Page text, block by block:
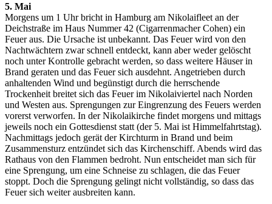
5. Mai
Morgens um 1 Uhr bricht in Hamburg am Nikolaifleet an der
Deichstraße im Haus Nummer 42 (Cigarrenmacher Cohen) ein
Feuer aus. Die Ursache ist unbekannt. Das Feuer wird von den
Nachtwächtern zwar schnell entdeckt, kann aber weder gelöscht
noch unter Kontrolle gebracht werden, so dass weitere Häuser in
Brand geraten und das Feuer sich ausdehnt. Angetrieben durch
anhaltenden Wind und begünstigt durch die herrschende
Trockenheit breitet sich das Feuer im Nikolaiviertel nach Norden
und Westen aus. Sprengungen zur Eingrenzung des Feuers werden
vorerst verworfen. In der Nikolaikirche findet morgens und mittags
jeweils noch ein Gottesdienst statt (der 5. Mai ist Himmelfahrtstag).
Nachmittags jedoch gerät der Kirchturm in Brand und beim
Zusammensturz entzündet sich das Kirchenschiff. Abends wird das
Rathaus von den Flammen bedroht. Nun entscheidet man sich für
eine Sprengung, um eine Schneise zu schlagen, die das Feuer
stoppt. Doch die Sprengung gelingt nicht vollständig, so dass das
Feuer sich weiter ausbreiten kann.